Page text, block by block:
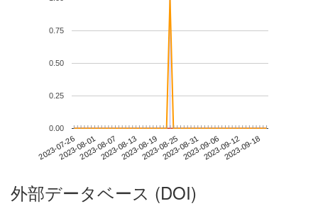
2023-07-262023-08-012023-08-072023-08-132023-08-192023-08-252023-08-312023-09-062023-09-122023-09-18
0.00
0.25
0.50
0.75
外部データベース (DOI)